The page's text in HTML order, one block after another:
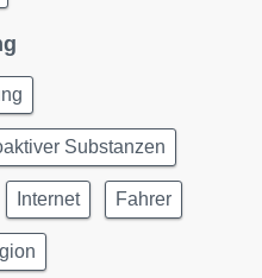
Substanzen
Internet Fahrer